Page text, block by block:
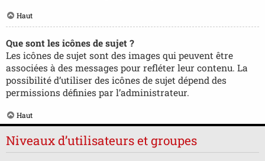
Haut
Que sont les icônes de sujet ?
Les icônes de sujet sont des images qui peuvent être
associées à des messages pour refléter leur contenu. La
possibilité d’utiliser des icônes de sujet dépend des
permissions définies par l’administrateur.
Haut
Niveaux d’utilisateurs et groupes